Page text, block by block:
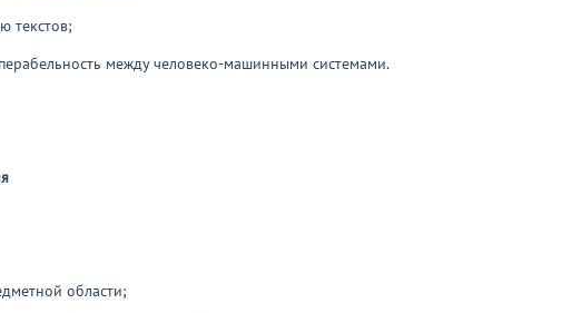
текстов;
между человеко-машинными системами.
области;